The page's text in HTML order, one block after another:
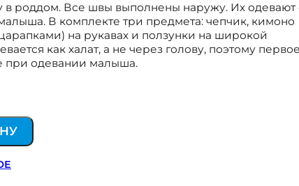
роддом. Все швы выполнены наружу. Их одевают
В комплекте три предмета: чепчик, кимоно
на рукавах и ползунки на широкой
как халат, а не через голову, поэтому
при одевании малыша.